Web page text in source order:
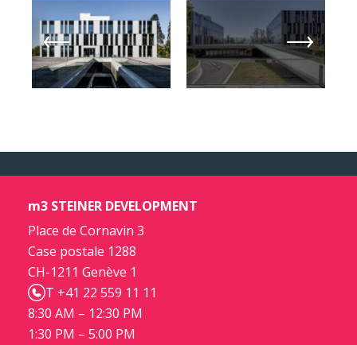
m3 STEINER DEVELOPMENT
Place de Cornavin 3
Case postale 1288
CH-1211 Genève 1
T +41 22 559 11 11
8:30 AM – 12:30 PM
1:30 PM – 5:00 PM